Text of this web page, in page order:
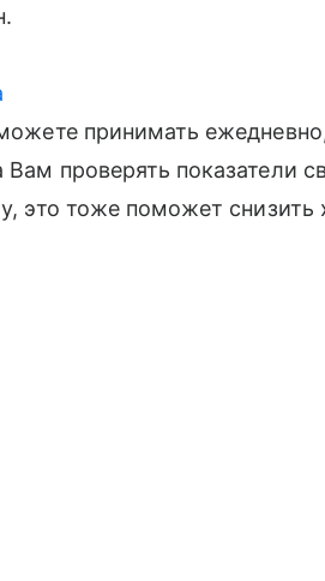
принимать
проверять показатели
это тоже поможет снизить